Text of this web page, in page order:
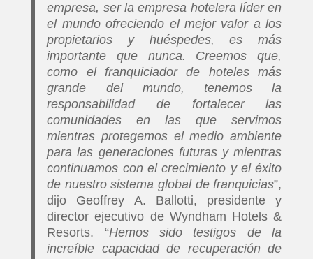
empresa, ser la empresa hotelera líder en
el mundo ofreciendo el mejor valor a los
propietarios y huéspedes, es más
importante que nunca. Creemos que,
como el franquiciador de hoteles más
grande del mundo, tenemos la
responsabilidad de fortalecer las
comunidades en las que servimos
mientras protegemos el medio ambiente
para las generaciones futuras y mientras
continuamos con el crecimiento y el éxito
de nuestro sistema global de franquicias”,
dijo Geoffrey A. Ballotti, presidente y
director ejecutivo de Wyndham Hotels &
Resorts. “Hemos sido testigos de la
increíble capacidad de recuperación de